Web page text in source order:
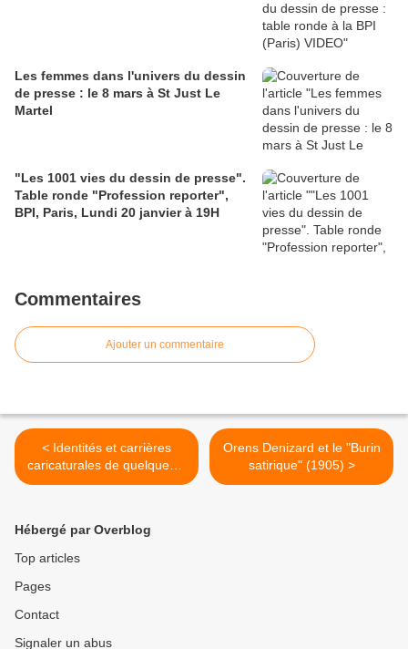
Les femmes dans l'univers du dessin
de presse : le 8 mars à St Just Le
Martel
"Les 1001 vies du dessin de presse".
Table ronde "Profession reporter",
BPI, Paris, Lundi 20 janvier à 19H
Commentaires
Ajouter un commentaire
< Identités et carrières
caricaturales de quelques «
grands » de ce monde :
contributions (nouvelle date
butoir : 30 avril 2014)
Orens Denizard et le "Burin
satirique" (1905) >
Hébergé par Overblog
Top articles
Pages
Contact
Signaler un abus